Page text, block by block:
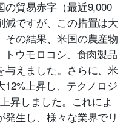
貿易赤字（最近9,000
ですが、この措置は大
その結果、米国の農産物
ウモロコシ、食肉製品
与えました。さらに、米
上昇し、テクノロジ
昇しました。これによ
生し、様々な業界でリ